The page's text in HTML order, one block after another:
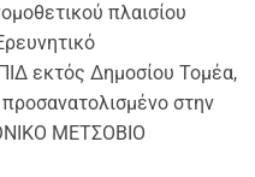
πλαισίου
εκτός Δημοσίου Τομέα,
στην
ΜΕΤΣΟΒΙΟ